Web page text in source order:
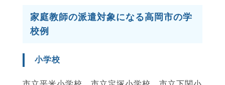
家庭教師の派遣対象になる高岡市の学
校例
小学校